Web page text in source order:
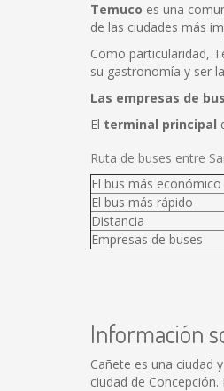
Temuco es una
de las ciudades más
Como particularidad,
su gastronomía y ser
Las empresas de
El terminal principal
Ruta de buses entre
El bus más económico
El bus más rápido
Distancia
Empresas de buses
Información
Cañete es una ciudad
ciudad de